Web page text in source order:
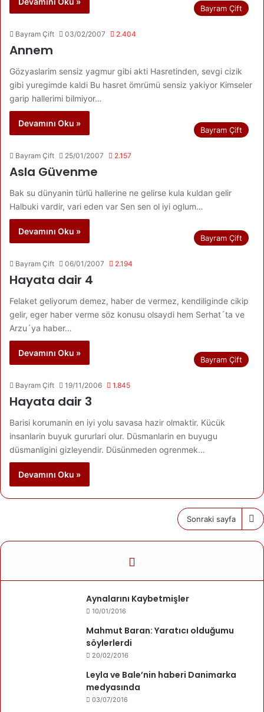
Bayram Çift
Bayram Çift 03/02/2007 2.404
Annem
Gözyaslarim sensiz yagmur gibi akti Hasretinden, sevgi cizik
gibi yuregimde kaldi Bu hasret ömrümü sensiz yakiyor Kimseler
garip hallerimi bilmiyor…
Devamını Oku »
Bayram Çift
Bayram Çift 25/01/2007 2.157
Asla Güvenme
Bak su dünyanin türlü hallerine ne gelirse kula kuldan gelir
Halbuki vardir, vari eden var Sen sen ol iyi oglum…
Devamını Oku »
Bayram Çift
Bayram Çift 06/01/2007 2.194
Hayata dair 4
Felaket geliyorum demez, haber de vermez, kendiliginde cikip
gelir, eger haber verme söz konusu olsaydi hem Serhat´ta ve
Arzu´ya haber…
Devamını Oku »
Bayram Çift
Bayram Çift 19/11/2006 1.845
Hayata dair 3
Barisi korumanin en iyi yolu savasa hazir olmaktir. Kücük
insanlarin buyuk gururlari olur. Düsmanlarin en buyugu
düsmanligini gizleyendir. Düsünmeden ogrenmek…
Devamını Oku »
Sonraki sayfa
Aynalarını Kaybetmişler
10/01/2016
Mahmut Baran: Yaratıcı olduğumu
söylerlerdi
20/02/2016
Leyla ve Bale’nin haberi Danimarka
medyasında
03/07/2016